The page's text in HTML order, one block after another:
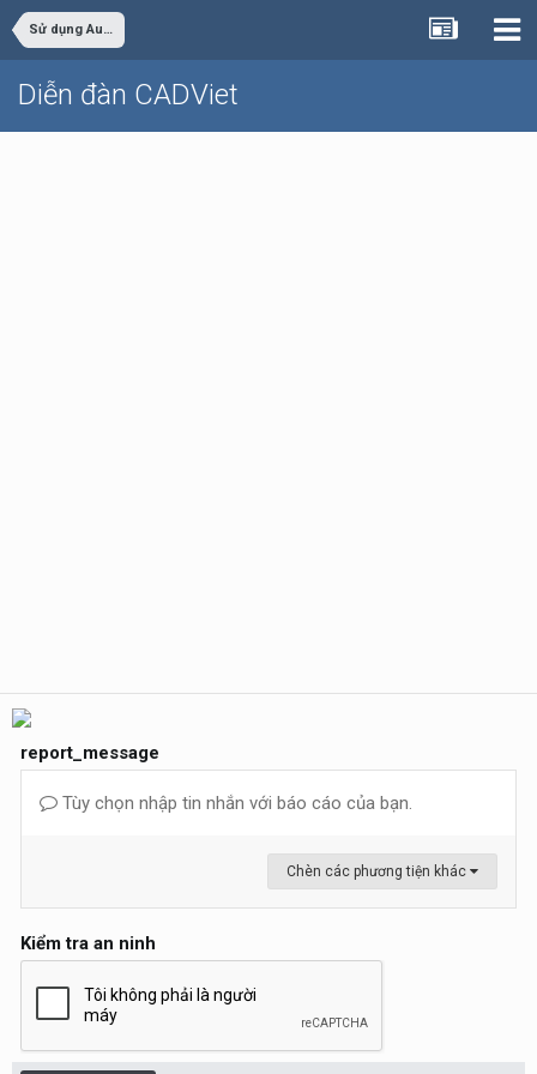
Sử dụng AutoCAD
Diễn đàn CADViet
report_message
Tùy chọn nhập tin nhắn với báo cáo của bạn.
Chèn các phương tiện khác
Kiểm tra an ninh